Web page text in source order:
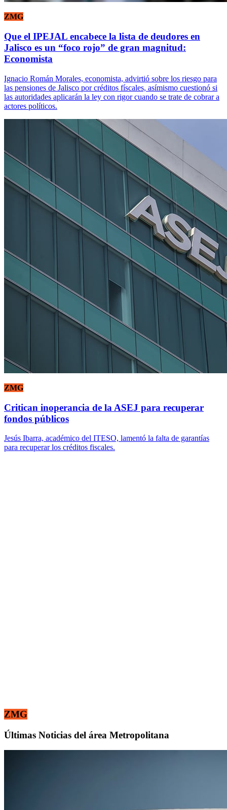
ZMG
Que el IPEJAL encabece la lista de deudores en
Jalisco es un “foco rojo” de gran magnitud:
Economista
Ignacio Román Morales, economista, advirtió sobre los riesgo para
las pensiones de Jalisco por créditos físcales, asímismo cuestionó si
las autoridades aplicarán la ley con rigor cuando se trate de cobrar a
actores políticos.
ZMG
Critican inoperancia de la ASEJ para recuperar
fondos públicos
Jesús Ibarra, académico del ITESO, lamentó la falta de garantías
para recuperar los créditos fiscales.
ZMG
Últimas Noticias del área Metropolitana